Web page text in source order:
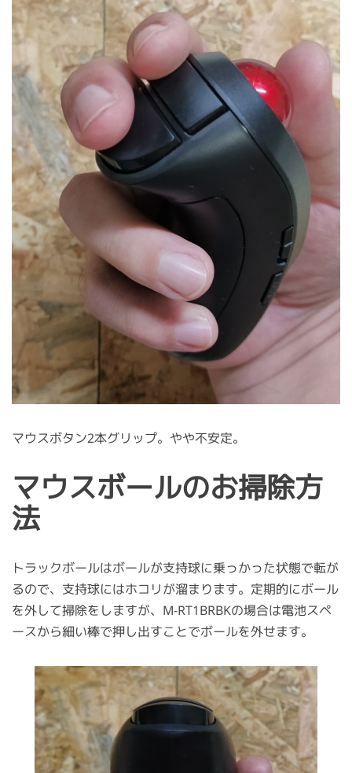
マウスボタン2本グリップ。やや不安定。
マウスボールのお掃除方
法
トラックボールはボールが支持球に乗っかった状態で転が
るので、支持球にはホコリが溜まります。定期的にボール
を外して掃除をしますが、M-RT1BRBKの場合は電池スペ
ースから細い棒で押し出すことでボールを外せます。